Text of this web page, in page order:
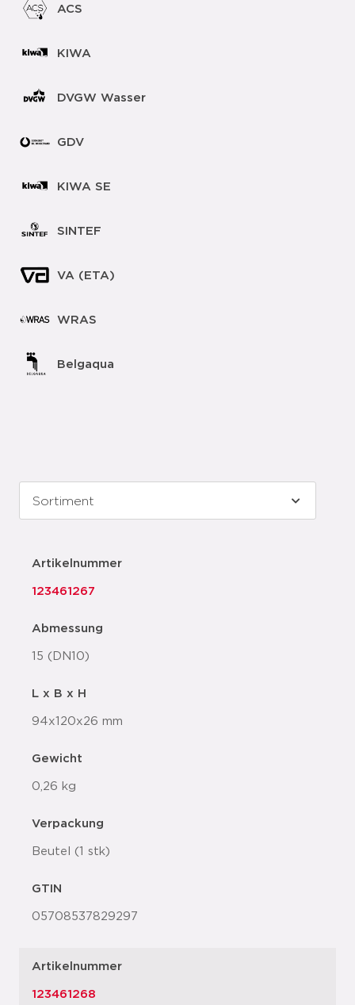
ACS
KIWA
DVGW Wasser
GDV
KIWA SE
SINTEF
VA (ETA)
WRAS
Belgaqua
Artikelnummer
123461267
Abmessung
15 (DN10)
L x B x H
94x120x26 mm
Gewicht
0,26 kg
Verpackung
Beutel (1 stk)
GTIN
05708537829297
Artikelnummer
123461268